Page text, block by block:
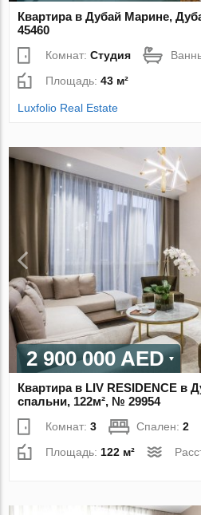
Квартира в Дубай Марине,
45460
Комнат:Студия
Площадь:43 м²
Luxfolio Real Estate
2 900 000 AED
Квартира в LIV RESIDENCE в
спальни, 122м², № 29954
Комнат:3 Спален:2
Площадь:122 м²